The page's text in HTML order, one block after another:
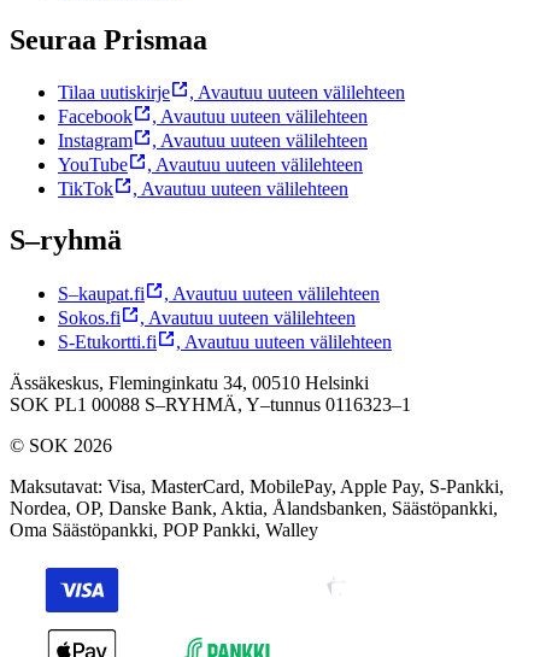
Seuraa Prismaa
Tilaa uutiskirje , Avautuu uuteen välilehteen
Facebook
, Avautuu uuteen välilehteen
Instagram
, Avautuu uuteen välilehteen
YouTube
, Avautuu uuteen välilehteen
TikTok
, Avautuu uuteen välilehteen
S–ryhmä
S–kaupat.fi , Avautuu uuteen välilehteen
Sokos.fi
, Avautuu uuteen välilehteen
S-Etukortti.fi
, Avautuu uuteen välilehteen
Ässäkeskus, Fleminginkatu 34, 00510 Helsinki
SOK PL1 00088 S–RYHMÄ, Y–tunnus 0116323–1
© SOK 2026
Maksutavat: Visa, MasterCard, MobilePay, Apple Pay, S-Pankki,
Nordea, OP, Danske Bank, Aktia, Ålandsbanken, Säästöpankki,
Oma Säästöpankki, POP Pankki, Walley